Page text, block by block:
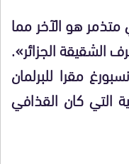
هو الآخر مما
الجزائر».
مقرا للبرلمان
التي كان القذافي